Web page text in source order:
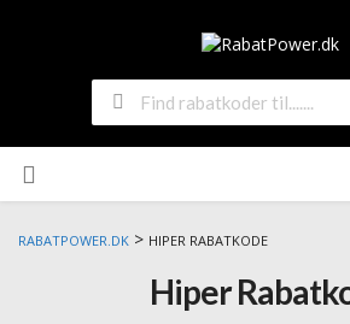
RABATPOWER.DK > HIPER RABATKODE
Hiper